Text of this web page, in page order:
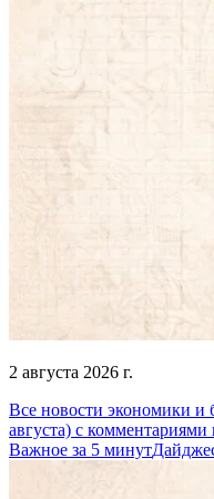
2 августа 2026 г.
Все новости экономики и
августа) с
Важное за 5 минут